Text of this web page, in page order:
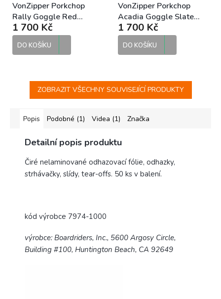
VonZipper Porkchop
Rally Goggle Red
motokrosové brýle
1 700 Kč
DO KOŠÍKU
VonZipper Porkchop
Acadia Goggle Slate
Clear motokrosové brýle
1 700 Kč
DO KOŠÍKU
ZOBRAZIT VŠECHNY SOUVISEJÍCÍ PRODUKTY
Popis Podobné (1) Videa (1) Značka
Detailní popis produktu
Čiré nelaminované odhazovací fólie, odhazky,
strhávačky, slídy, tear-offs. 50 ks v balení.
kód výrobce 7974-1000
výrobce: Boardriders, Inc., 5600 Argosy Circle,
Building #100, Huntington Beach, CA 92649